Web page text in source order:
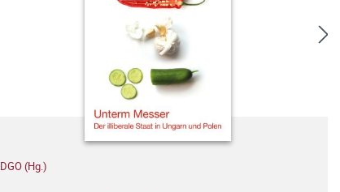
DGO (Hg.)